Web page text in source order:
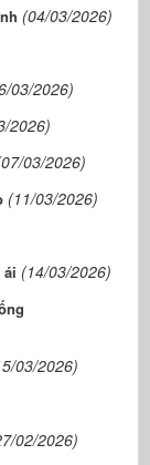
(04/03/2026)
03/2026)
2026)
03/2026)
(11/03/2026)
(14/03/2026)
03/2026)
02/2026)